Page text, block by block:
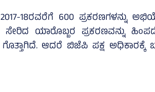
2017-18ರವರೆಗೆ 600
ಯಾರೊಬ್ಬರ ಪ್ರಕರಣವನ್ನು
ಆದರೆ ಬಿಜೆಪಿ ಪಕ್ಷ ಅಧಿಕಾರಕ್ಕೆ